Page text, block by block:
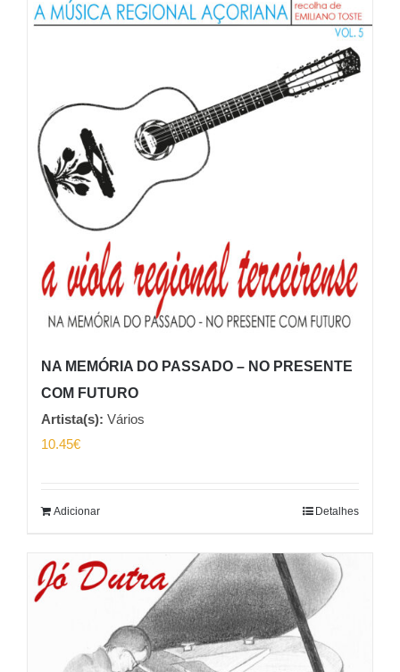
NA MEMÓRIA DO PASSADO – NO PRESENTE
COM FUTURO
Artista(s): Vários
10.45€
Adicionar Detalhes